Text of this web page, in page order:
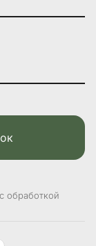
обработкой